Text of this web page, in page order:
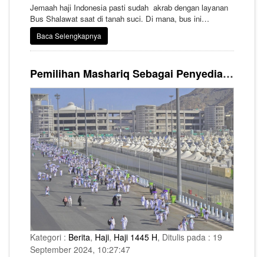
Jemaah haji Indonesia pasti sudah akrab dengan layanan
Bus Shalawat saat di tanah suci. Di mana, bus ini
merupakan fasilitas transportasi yang digunakan untuk
mengantar jemaah Indonesia dari hotel/pemondokan ke
Masjidil Haram di Makkah dan sebaliknya.
Baca Selengkapnya
Pemilihan Mashariq Sebagai Penyedia Layanan Sudah Lewat Kajian dan Evaluasi Tim Independen
Kategori : Berita, Haji, Haji 1445 H, Ditulis pada : 19
September 2024, 10:27:47